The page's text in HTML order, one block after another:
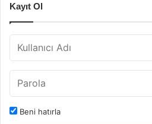
Kayıt Ol
Beni hatırla